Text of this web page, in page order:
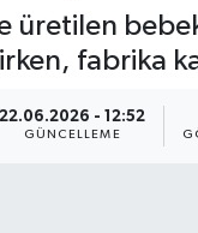
üretilen
fabrika
22.06.2026 - 12:52
GÜNCELLEME